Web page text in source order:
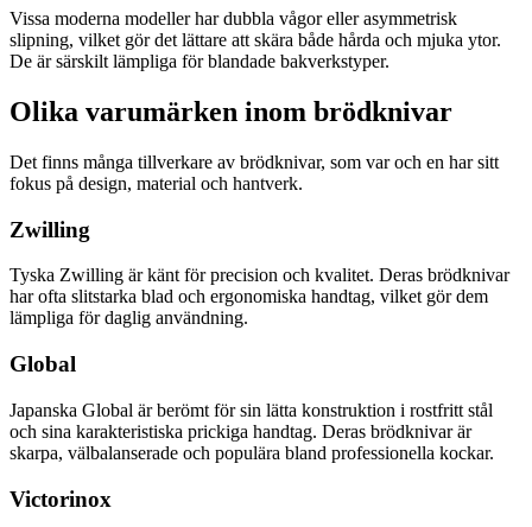
Vissa moderna modeller har dubbla vågor eller asymmetrisk
slipning, vilket gör det lättare att skära både hårda och mjuka ytor.
De är särskilt lämpliga för blandade bakverkstyper.
Olika varumärken inom brödknivar
Det finns många tillverkare av brödknivar, som var och en har sitt
fokus på design, material och hantverk.
Zwilling
Tyska Zwilling är känt för precision och kvalitet. Deras brödknivar
har ofta slitstarka blad och ergonomiska handtag, vilket gör dem
lämpliga för daglig användning.
Global
Japanska Global är berömt för sin lätta konstruktion i rostfritt stål
och sina karakteristiska prickiga handtag. Deras brödknivar är
skarpa, välbalanserade och populära bland professionella kockar.
Victorinox